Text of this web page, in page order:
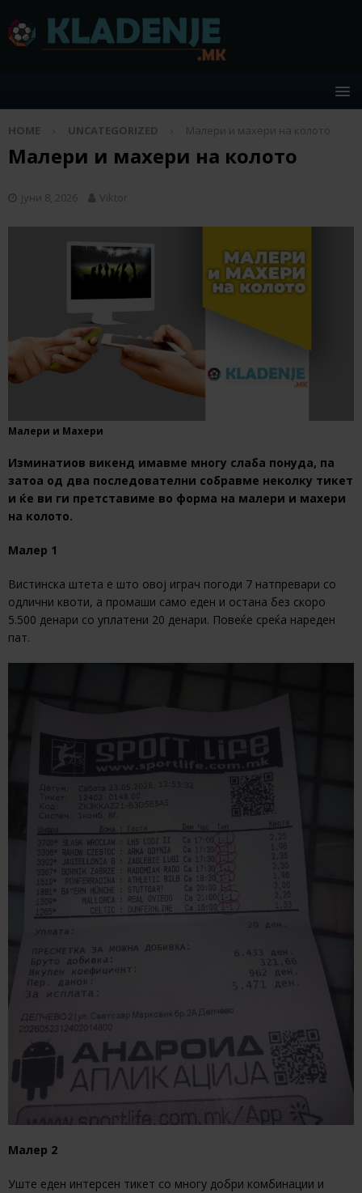
HOME UNCATEGORIZED Малери и махери на колото
Малери и махери на колото
јуни 8, 2026 Viktor
Малери и Махери
Изминатиов викенд имавме многу слаба понуда, па
затоа од два последователни собравме неколку тикет
и ќе ви ги претставиме во форма на малери и махери
на колото.
Малер 1
Вистинска штета е што овој играч погоди 7 натпревари со
одлични квоти, а промаши само еден и остана без скоро
5.500 денари со уплатени 20 денари. Повеќе среќа нареден
пат.
Малер 2
Уште еден интерсен тикет со многу добри комбинации и